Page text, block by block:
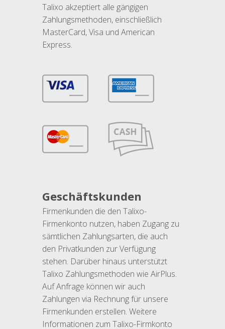
Talixo akzeptiert alle gängigen
Zahlungsmethoden, einschließlich
MasterCard, Visa und American
Express.
Geschäftskunden
Firmenkunden die den Talixo-
Firmenkonto nutzen, haben Zugang zu
sämtlichen Zahlungsarten, die auch
den Privatkunden zur Verfügung
stehen. Darüber hinaus unterstützt
Talixo Zahlungsmethoden wie AirPlus.
Auf Anfrage können wir auch
Zahlungen via Rechnung für unsere
Firmenkunden erstellen. Weitere
Informationen zum Talixo-Firmkonto